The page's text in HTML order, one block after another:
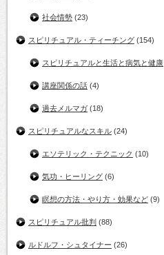
社会情勢 (23)
スピリチュアル・ティーチング (154)
スピリチュアルと生活と病気と健康
講座関係の話 (4)
過去メルマガ (18)
スピリチュアルなスキル (24)
エソテリック・テクニック (10)
気功・ヒーリング (6)
瞑想の方法・やり方・効果など (9)
スピリチュアル批判 (88)
ルドルフ・シュタイナー (26)